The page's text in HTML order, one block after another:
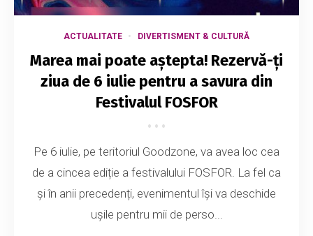
ACTUALITATE DIVERTISMENT & CULTURĂ
Marea mai poate aștepta! Rezervă-ți
ziua de 6 iulie pentru a savura din
Festivalul FOSFOR
Pe 6 iulie, pe teritoriul Goodzone, va avea loc cea
de a cincea ediție a festivalului FOSFOR. La fel ca
și în anii precedenți, evenimentul își va deschide
ușile pentru mii de perso...